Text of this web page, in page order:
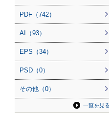
PDF（742）
AI（93）
EPS（34）
PSD（0）
その他（0）
一覧を見る